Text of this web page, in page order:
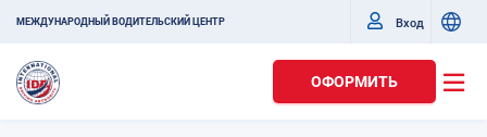
МЕЖДУНАРОДНЫЙ ВОДИТЕЛЬСКИЙ ЦЕНТР Вход
ОФОРМИТЬ